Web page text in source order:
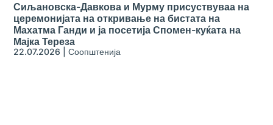
Сиљановска-Давкова и Мурму присуствуваа на
церемонијата на откривање на бистата на
Махатма Ганди и ја посетија Спомен-куќата на
Мајка Тереза
22.07.2026 |Соопштенија